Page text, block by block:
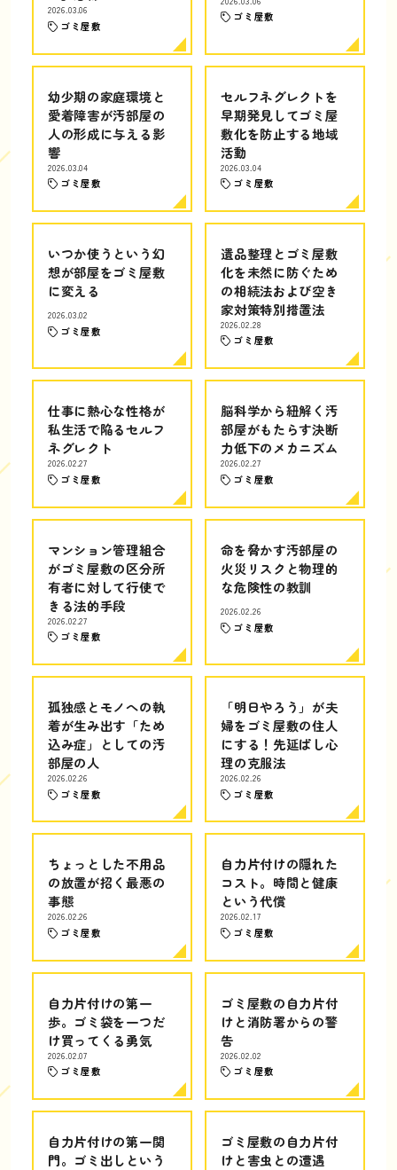
2026.03.06
ゴミ屋敷
ゴミ屋敷
幼少期の家庭環境と
愛着障害が汚部屋の
人の形成に与える影
響
2026.03.04
ゴミ屋敷
セルフネグレクトを
早期発見してゴミ屋
敷化を防止する地域
活動
2026.03.04
ゴミ屋敷
いつか使うという幻
想が部屋をゴミ屋敷
に変える
2026.03.02
ゴミ屋敷
遺品整理とゴミ屋敷
化を未然に防ぐため
の相続法および空き
家対策特別措置法
2026.02.28
ゴミ屋敷
仕事に熱心な性格が
私生活で陥るセルフ
ネグレクト
2026.02.27
ゴミ屋敷
脳科学から紐解く汚
部屋がもたらす決断
力低下のメカニズム
2026.02.27
ゴミ屋敷
マンション管理組合
がゴミ屋敷の区分所
有者に対して行使で
きる法的手段
2026.02.27
ゴミ屋敷
命を脅かす汚部屋の
火災リスクと物理的
な危険性の教訓
2026.02.26
ゴミ屋敷
孤独感とモノへの執
着が生み出す「ため
込み症」としての汚
部屋の人
2026.02.26
ゴミ屋敷
「明日やろう」が夫
婦をゴミ屋敷の住人
にする！先延ばし心
理の克服法
2026.02.26
ゴミ屋敷
ちょっとした不用品
の放置が招く最悪の
事態
2026.02.26
ゴミ屋敷
自力片付けの隠れた
コスト。時間と健康
という代償
2026.02.17
ゴミ屋敷
自力片付けの第一
歩。ゴミ袋を一つだ
け買ってくる勇気
2026.02.07
ゴミ屋敷
ゴミ屋敷の自力片付
けと消防署からの警
告
2026.02.02
ゴミ屋敷
自力片付けの第一関
門。ゴミ出しという
ゴミ屋敷の自力片付
けと害虫との遭遇